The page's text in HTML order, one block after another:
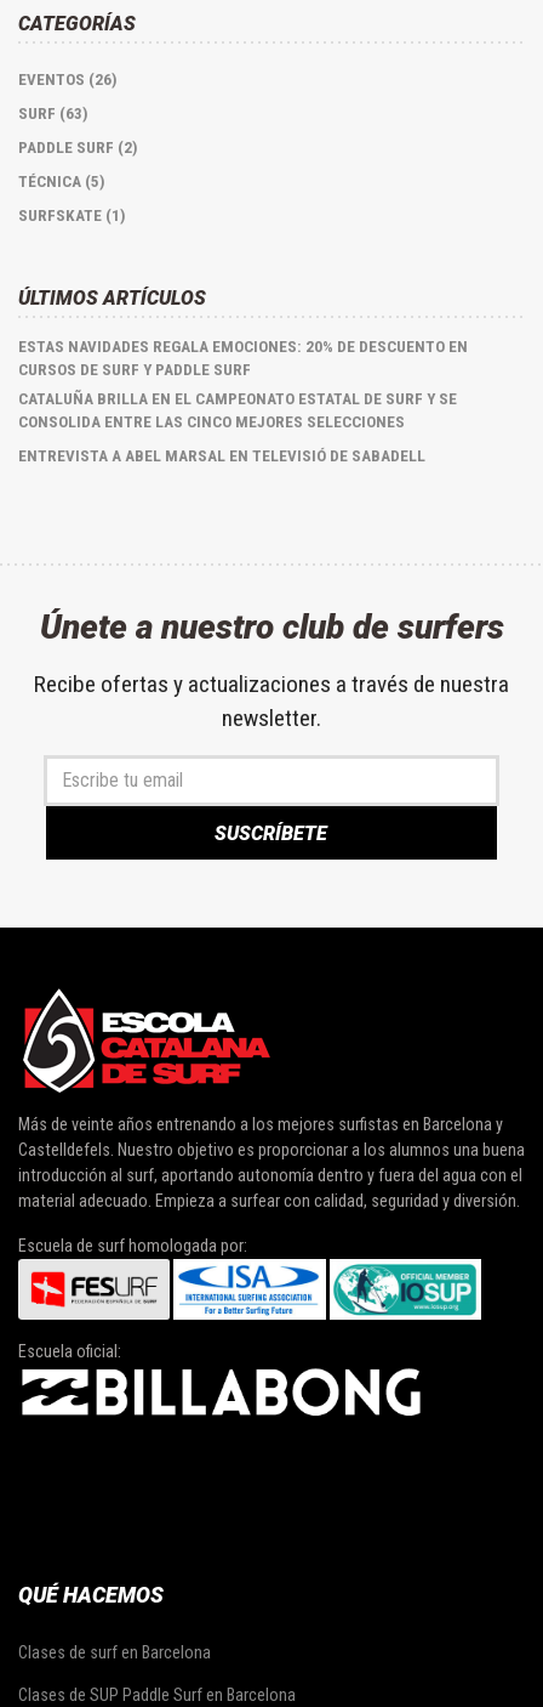
CATEGORÍAS
EVENTOS (26)
SURF (63)
PADDLE SURF (2)
TÉCNICA (5)
SURFSKATE (1)
ÚLTIMOS ARTÍCULOS
ESTAS NAVIDADES REGALA EMOCIONES: 20% DE DESCUENTO EN
CURSOS DE SURF Y PADDLE SURF
CATALUÑA BRILLA EN EL CAMPEONATO ESTATAL DE SURF Y SE
CONSOLIDA ENTRE LAS CINCO MEJORES SELECCIONES
ENTREVISTA A ABEL MARSAL EN TELEVISIÓ DE SABADELL
Únete a nuestro club de surfers
Recibe ofertas y actualizaciones a través de nuestra
newsletter.
Más de veinte años entrenando a los mejores surfistas en Barcelona y
Castelldefels. Nuestro objetivo es proporcionar a los alumnos una buena
introducción al surf, aportando autonomía dentro y fuera del agua con el
material adecuado. Empieza a surfear con calidad, seguridad y diversión.
Escuela de surf homologada por:
Escuela oficial:
QUÉ HACEMOS
Clases de surf en Barcelona
Clases de SUP Paddle Surf en Barcelona